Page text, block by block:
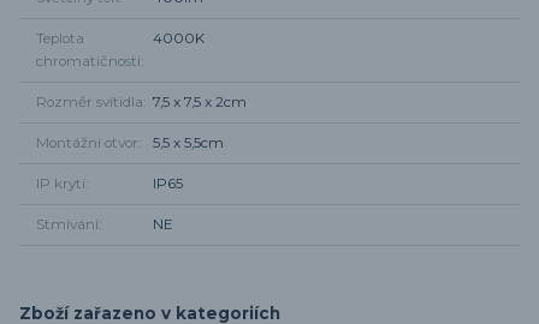
Teplota
chromatičnosti
4000K
Rozměr svítidla 7,5 x 7,5 x 2cm
Montážní otvor 5,5 x 5,5cm
IP krytí IP65
Stmívání NE
Zboží zařazeno v kategoriích